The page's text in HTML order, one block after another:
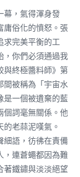
幕，氣得渾身發
庸俗化的憤怒。張
求完美平衡的工
，你們必須通過我
與終極醬料師》第
間被稱為「宇宙水
是一個被遺棄的藍
個詞毫無關係。他
老蒜泥嘆氣。
細語，彷彿在責備
，連蒼蠅都因為難
著鐵鏽與淡淡絕望